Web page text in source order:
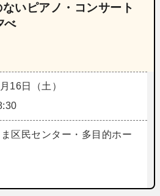
いピアノ・コンサート
べ
16日（土）
ま区民センター・多目的ホー